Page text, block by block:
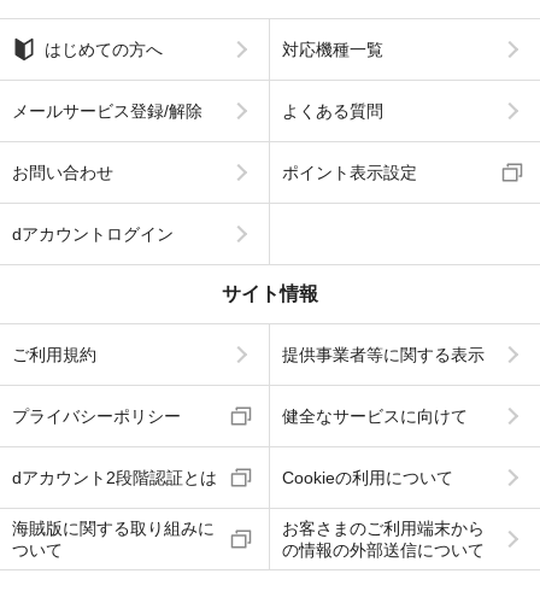
はじめての方へ 対応機種一覧
メールサービス登録/解除 よくある質問
お問い合わせ ポイント表示設定
dアカウントログイン
サイト情報
ご利用規約 提供事業者等に関する表示
プライバシーポリシー 健全なサービスに向けて
dアカウント2段階認証とは Cookieの利用について
海賊版に関する取り組みに
ついて
お客さまのご利用端末から
の情報の外部送信について